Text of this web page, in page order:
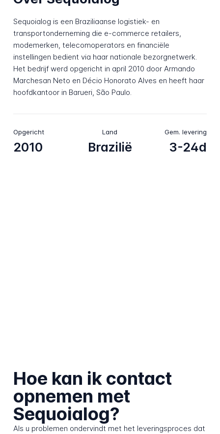
Sequoialog is een Braziliaanse logistiek- en
transportonderneming die e-commerce retailers,
modemerken, telecomoperators en financiële
instellingen bedient via haar nationale bezorgnetwerk.
Het bedrijf werd opgericht in april 2010 door Armando
Marchesan Neto en Décio Honorato Alves en heeft haar
hoofdkantoor in Barueri, São Paulo.
Opgericht
2010
Land
Brazilië
Gem. levering
3-24d
Hoe kan ik contact
opnemen met
Sequoialog?
Als u problemen ondervindt met het leveringsproces dat